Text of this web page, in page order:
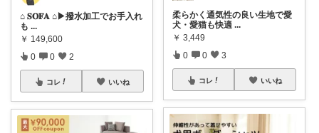
⌂ 𝐒𝐎𝐅𝐀 ⌂ ​▶撥水加工でお手入れ
も ...
￥ 149,600
0 0 2
コレ いいね
柔らかく通気性の良い生地で愛
犬・愛猫も快適 ...
￥ 3,449
0 0 3
コレ いいね